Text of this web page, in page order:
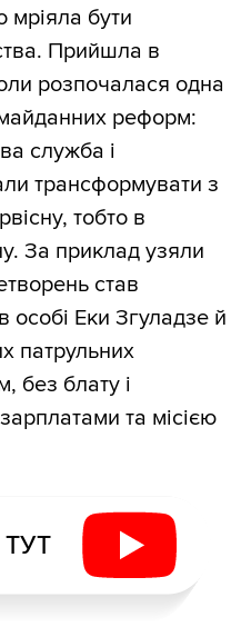
бути
Прийшла в
розпочалася одна
реформ:
служба і
трансформувати з
тобто в
За приклад узяли
став
особі Еки Згуладзе й
патрульних
без блату і
та місією